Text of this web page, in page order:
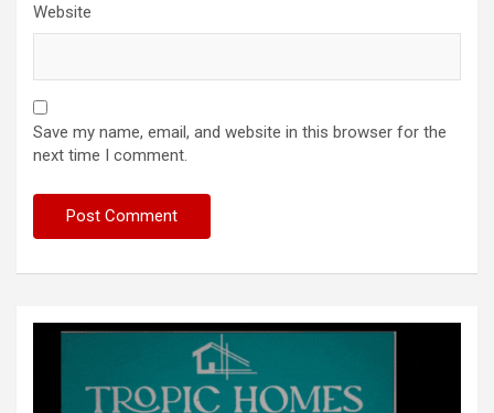
Website
Save my name, email, and website in this browser for the
next time I comment.